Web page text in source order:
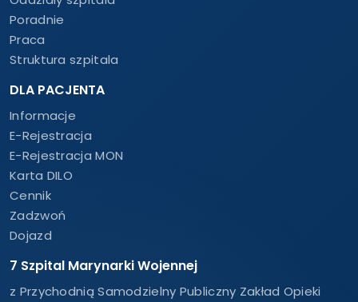
Poradnie
Praca
Struktura szpitala
DLA PACJENTA
Informacje
E-Rejestracja
E-Rejestracja MON
Karta DILO
Cennik
Zadzwoń
Dojazd
7 Szpital Marynarki Wojennej
z Przychodnią Samodzielny Publiczny Zakład Opieki